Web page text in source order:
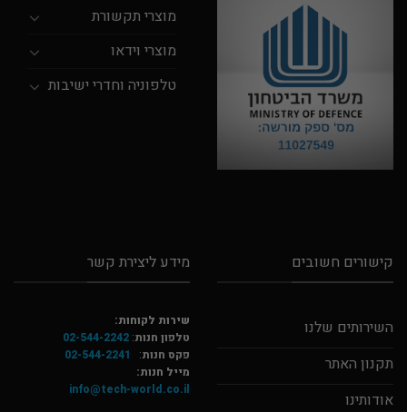
מוצרי תקשורת
מוצרי וידאו
טלפוניה וחדרי ישיבות
קישורים חשובים
השירותים שלנו
תקנון האתר
אודותינו
מידע ליצירת קשר
שירות לקוחות:
טלפון חנות:
02-544-2242
פקס חנות:
02-544-2241
מייל חנות:
info@tech-world.co.il